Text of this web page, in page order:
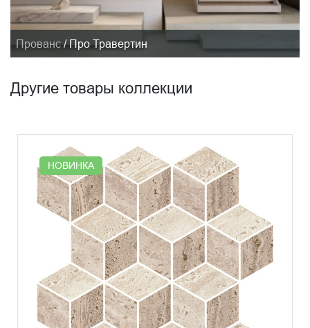
Прованс / Про Травертин
Другие товары коллекции
НОВИНКА